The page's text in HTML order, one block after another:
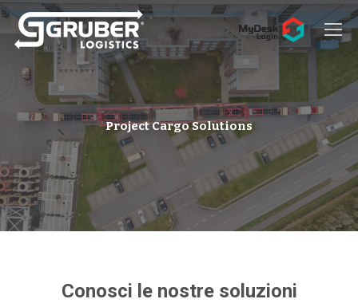
Hit enter to search or ESC to close
Project Cargo Solutions
Conosci le nostre soluzioni